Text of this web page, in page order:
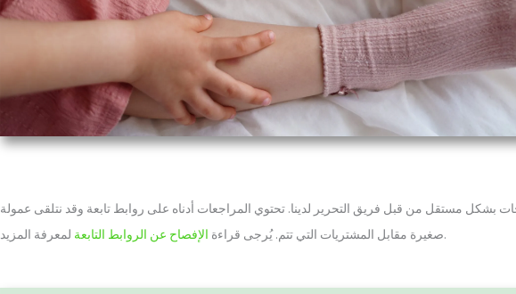
بشكل مستقل من قبل فريق التحرير لدينا. تحتوي المراجعات أدناه على روابط تابعة وقد نتلقى عمولة
صغيرة مقابل المشتريات التي تتم. يُرجى قراءة الإفصاح عن الروابط التابعة لمعرفة المزيد.